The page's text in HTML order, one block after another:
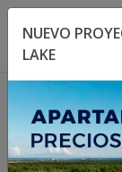
Toggle
NUEVO
LAKE